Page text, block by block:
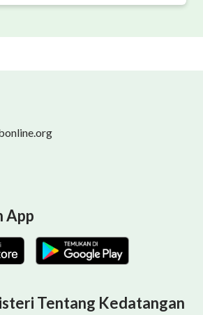
App
Tentang Kedatangan